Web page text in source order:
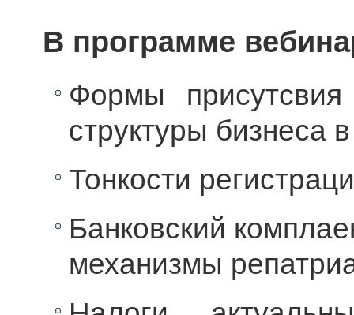
В программе
Формы
структуры бизнеса
Тонкости
Банковский
механизмы